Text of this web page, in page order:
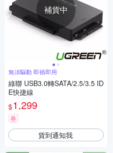
補貨中
無須驅動 即插即用
綠聯 USB3.0轉SATA/2.5/3.5 ID
E快捷線
$1,299
券
貨到通知我